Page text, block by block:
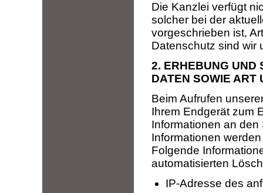
Die Kanzlei verfügt
solcher bei der
vorgeschrieben ist,
Datenschutz sind wir
2. ERHEBUNG UND
DATEN SOWIE ART
Beim Aufrufen
Ihrem Endgerät zum
Informationen an
Informationen
Folgende
automatisierten
IP-Adresse des